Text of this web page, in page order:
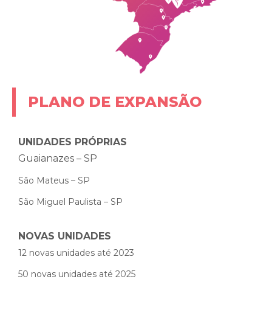
PLANO DE EXPANSÃO
UNIDADES PRÓPRIAS
Guaianazes – SP
São Mateus – SP
São Miguel Paulista – SP
NOVAS UNIDADES
12 novas unidades até 2023
50 novas unidades até 2025